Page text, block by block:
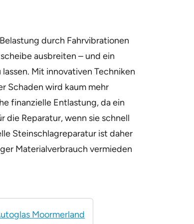
durch Fahrvibrationen
ausbreiten – und ein
Mit innovativen Techniken
Schaden wird kaum mehr
finanzielle Entlastung, da ein
Reparatur, wenn sie schnell
Steinschlagreparatur ist daher
Materialverbrauch vermieden
Moormerland